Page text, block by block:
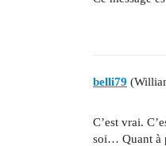
belli79
C’est vrai.
soi… Quant à